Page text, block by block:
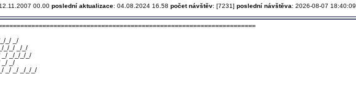
00.00 poslední aktualizace: 04.08.2024 16.58 počet návštěv: [7231] poslední návštěva: 2026-08-07 18:40:09
_/ _/
_/_/ _/_/
_/ _/_/_/_/
_/ _/
_/ _/ _/_/_/